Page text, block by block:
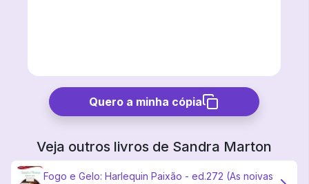
Quero a minha cópia
Veja outros livros de Sandra Marton
Fogo e Gelo: Harlequin Paixão - ed.272 (As noivas